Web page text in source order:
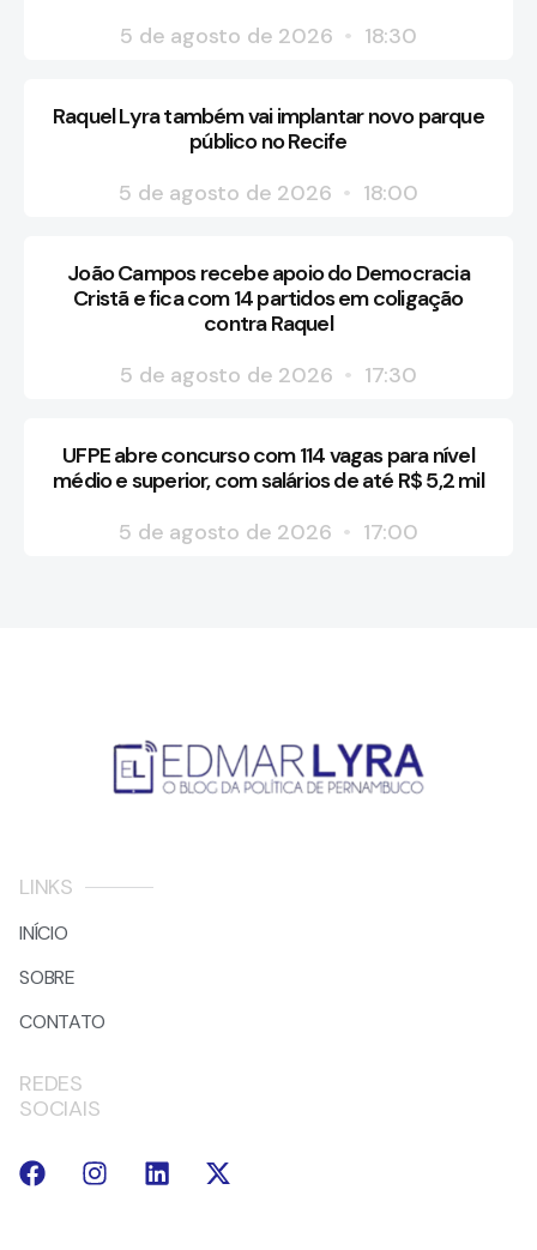
5 de agosto de 2026
18:30
Raquel Lyra também vai implantar novo parque
público no Recife
5 de agosto de 2026
18:00
João Campos recebe apoio do Democracia
Cristã e fica com 14 partidos em coligação
contra Raquel
5 de agosto de 2026
17:30
UFPE abre concurso com 114 vagas para nível
médio e superior, com salários de até R$ 5,2 mil
5 de agosto de 2026
17:00
LINKS
INÍCIO
SOBRE
CONTATO
REDES
SOCIAIS